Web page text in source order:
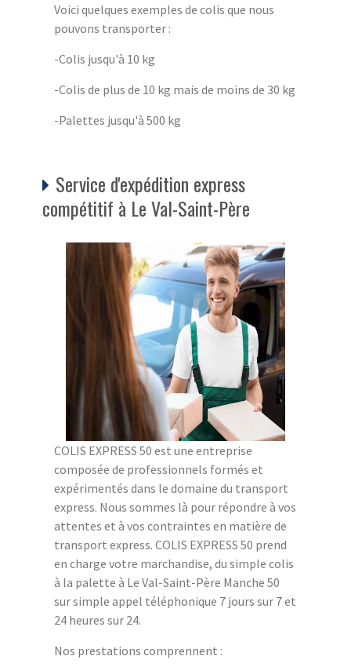
Voici quelques exemples de colis que nous
pouvons transporter :
-Colis jusqu'à 10 kg
-Colis de plus de 10 kg mais de moins de 30 kg
-Palettes jusqu'à 500 kg
Service d'expédition express
compétitif à Le Val-Saint-Père
COLIS EXPRESS 50 est une entreprise
composée de professionnels formés et
expérimentés dans le domaine du transport
express. Nous sommes là pour répondre à vos
attentes et à vos contraintes en matière de
transport express. COLIS EXPRESS 50 prend
en charge votre marchandise, du simple colis
à la palette à Le Val-Saint-Père Manche 50
sur simple appel téléphonique 7 jours sur 7 et
24 heures sur 24.
Nos prestations comprennent :